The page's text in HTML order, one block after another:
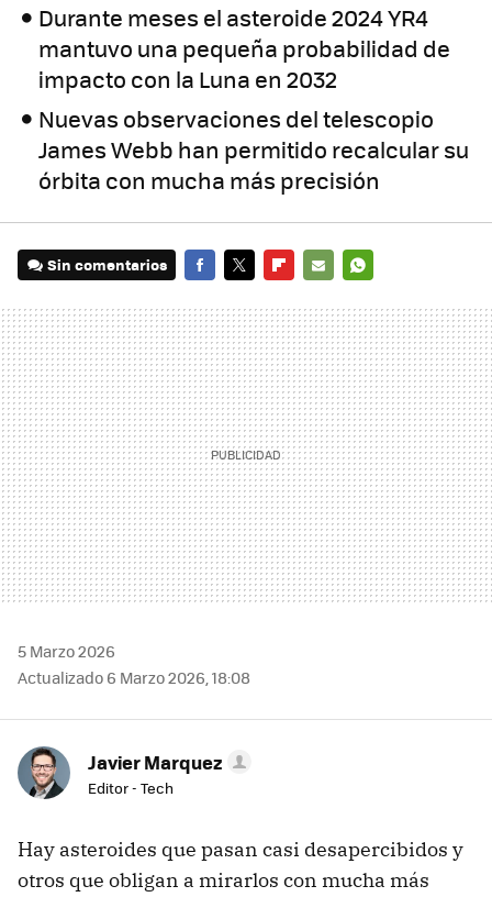
Durante meses el asteroide 2024 YR4
mantuvo una pequeña probabilidad de
impacto con la Luna en 2032
Nuevas observaciones del telescopio
James Webb han permitido recalcular su
órbita con mucha más precisión
Sin comentarios
MAIL
5 Marzo 2026
Actualizado 6 Marzo 2026, 18:08
Javier Marquez
Editor - Tech
Hay asteroides que pasan casi desapercibidos y
otros que obligan a mirarlos con mucha más